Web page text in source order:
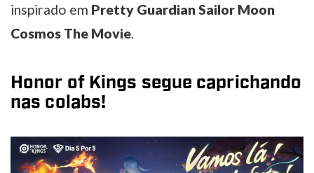
inspirado em Pretty Guardian Sailor Moon
Cosmos The Movie.
Honor of Kings segue caprichando
nas colabs!